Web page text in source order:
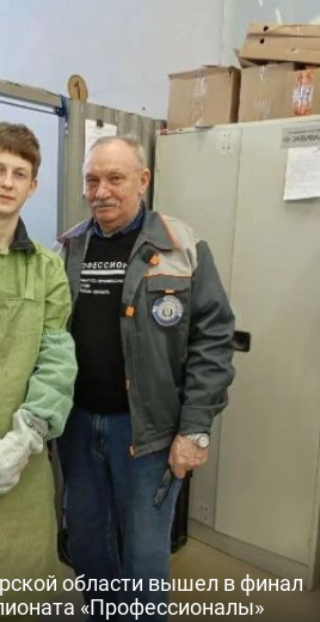
области вышел в финал
«Профессионалы»